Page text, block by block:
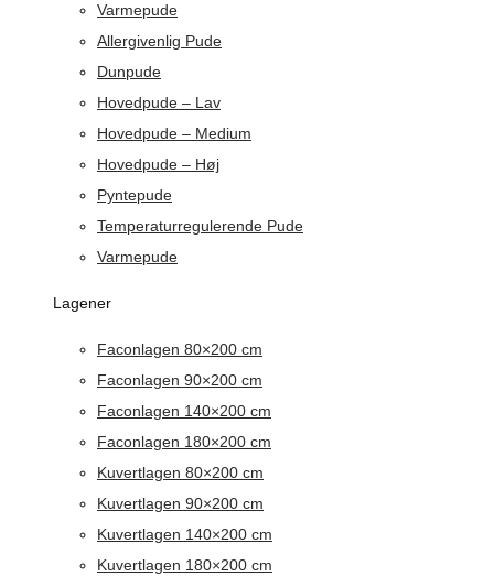
Varmepude
Allergivenlig Pude
Dunpude
Hovedpude – Lav
Hovedpude – Medium
Hovedpude – Høj
Pyntepude
Temperaturregulerende Pude
Varmepude
Lagener
Faconlagen 80×200 cm
Faconlagen 90×200 cm
Faconlagen 140×200 cm
Faconlagen 180×200 cm
Kuvertlagen 80×200 cm
Kuvertlagen 90×200 cm
Kuvertlagen 140×200 cm
Kuvertlagen 180×200 cm